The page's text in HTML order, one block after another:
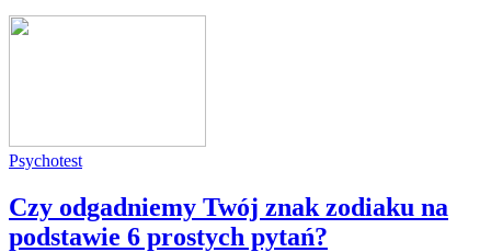
Psychotest
Czy odgadniemy Twój znak zodiaku na
podstawie 6 prostych pytań?